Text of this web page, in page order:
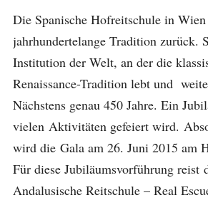
Die Spanische Hofreitschule in
jahrhundertelange Tradition zurück.
Institution der Welt, an der die
Renaissance-Tradition lebt und
Nächstens genau 450 Jahre. Ein
vielen Aktivitäten gefeiert wird.
wird die Gala am 26. Juni 2015 am
Für diese Jubiläumsvorführung reist
Andalusische Reitschule – Real